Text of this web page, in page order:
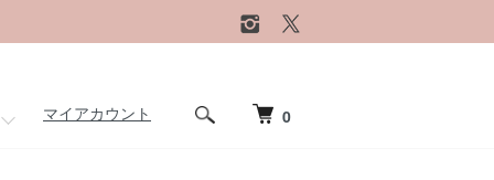
マイアカウント 0